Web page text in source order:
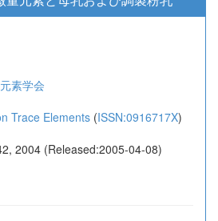
素学会
Trace Elements (ISSN:0916717X)
2004 (Released:2005-04-08)